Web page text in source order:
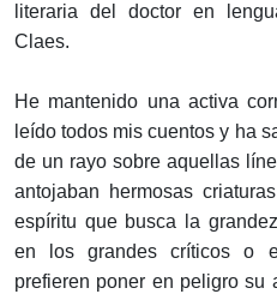
literaria del doctor en
Claes.
He mantenido una activa
leído todos mis cuentos y ha
de un rayo sobre aquellas
antojaban hermosas
espíritu que busca la
en los grandes críticos o
prefieren poner en peligro su